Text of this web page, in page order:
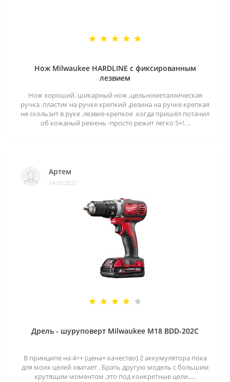
Нож Milwaukee HARDLINE с фиксированным
лезвием
Нож хороший. шикарный нож ,цельнометаллическая
ручка .пластик на ручке крепкий ,резина на ручке крепкая
не скользит в руке .лезвие крепкое .когда пришёл потачил
об кожаный ремень -просто режит легко 5+!. ..
Артем
14.03.2022
Дрель - шуруповерт Milwaukee M18 BDD-202C
В принципе на 4++ (цена+ качество) 2 аккумулятора пока
для моих целей хватает . Брать другую модель с большим
крутящим моментом ,это под конкретные цели.....